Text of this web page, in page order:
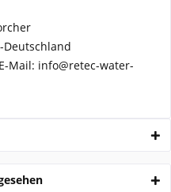
Deutschland
E-Mail: info@retec-water-